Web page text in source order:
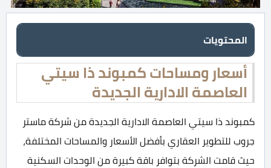
المحتويات
أسعار ومساحات كمبوند ذا سيتي
العاصمة الادارية الجديدة
كمبوند ذا سيتي العاصمة الادارية الجديدة من شركة ماستر
جروب للتطوير العقاري بأفضل الأسعار والمساحات المختلفة،
حيث قامت الشركة بتوافر باقة كبيرة من الوحدات السكنية